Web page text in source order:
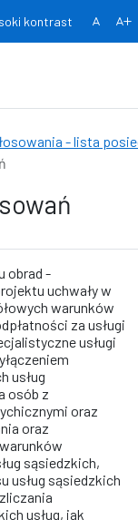
kontrast
- lista
obrad -
uchwały w
warunków
za usługi
usługi
usług
osób z
oraz
oraz
sąsiedzkich,
usług sąsiedzkich
usług, jak